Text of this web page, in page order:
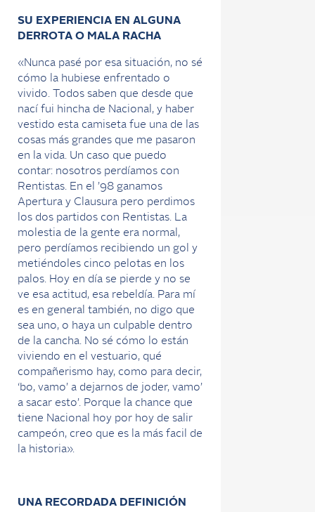
SU EXPERIENCIA EN ALGUNA
DERROTA O MALA RACHA
«Nunca pasé por esa situación, no sé
cómo la hubiese enfrentado o
vivido. Todos saben que desde que
nací fui hincha de Nacional, y haber
vestido esta camiseta fue una de las
cosas más grandes que me pasaron
en la vida. Un caso que puedo
contar: nosotros perdíamos con
Rentistas. En el ’98 ganamos
Apertura y Clausura pero perdimos
los dos partidos con Rentistas. La
molestia de la gente era normal,
pero perdíamos recibiendo un gol y
metiéndoles cinco pelotas en los
palos. Hoy en día se pierde y no se
ve esa actitud, esa rebeldía. Para mí
es en general también, no digo que
sea uno, o haya un culpable dentro
de la cancha. No sé cómo lo están
viviendo en el vestuario, qué
compañerismo hay, como para decir,
‘bo, vamo’ a dejarnos de joder, vamo’
a sacar esto’. Porque la chance que
tiene Nacional hoy por hoy de salir
campeón, creo que es la más facil de
la historia».
UNA RECORDADA DEFINICIÓN